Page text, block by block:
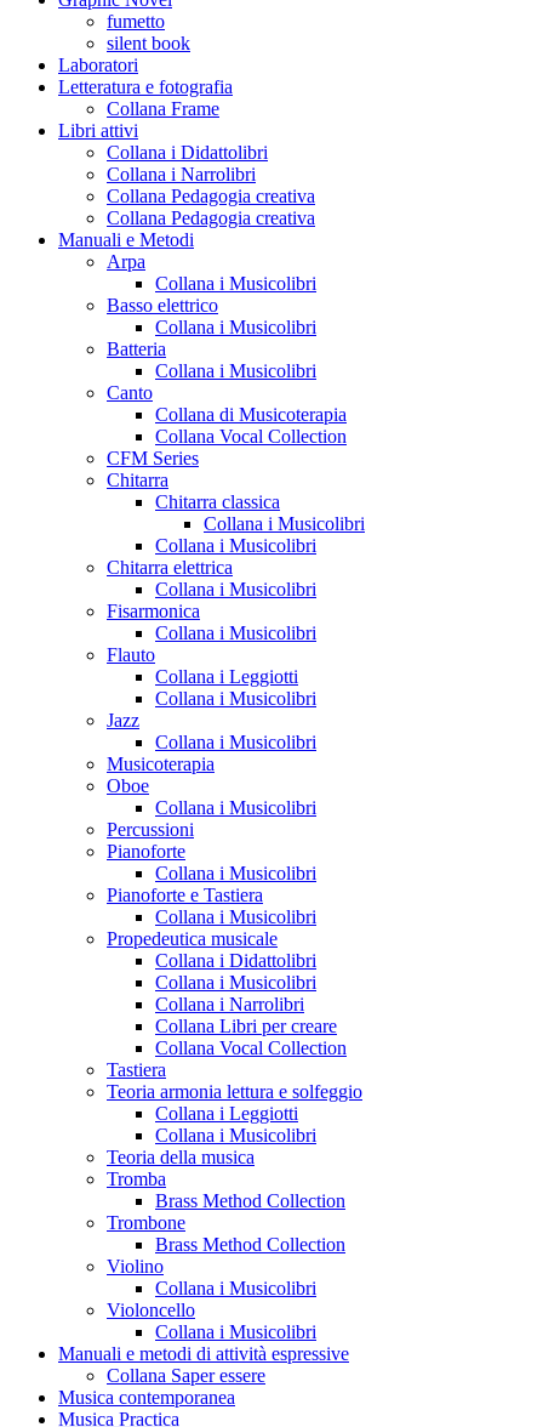
fumetto
silent book
Laboratori
Letteratura e fotografia
Collana Frame
Libri attivi
Collana i Didattolibri
Collana i Narrolibri
Collana Pedagogia creativa
Collana Pedagogia creativa
Manuali e Metodi
Arpa
Collana i Musicolibri
Basso elettrico
Collana i Musicolibri
Batteria
Collana i Musicolibri
Canto
Collana di Musicoterapia
Collana Vocal Collection
CFM Series
Chitarra
Chitarra classica
Collana i Musicolibri
Collana i Musicolibri
Chitarra elettrica
Collana i Musicolibri
Fisarmonica
Collana i Musicolibri
Flauto
Collana i Leggiotti
Collana i Musicolibri
Jazz
Collana i Musicolibri
Musicoterapia
Oboe
Collana i Musicolibri
Percussioni
Pianoforte
Collana i Musicolibri
Pianoforte e Tastiera
Collana i Musicolibri
Propedeutica musicale
Collana i Didattolibri
Collana i Musicolibri
Collana i Narrolibri
Collana Libri per creare
Collana Vocal Collection
Tastiera
Teoria armonia lettura e solfeggio
Collana i Leggiotti
Collana i Musicolibri
Teoria della musica
Tromba
Brass Method Collection
Trombone
Brass Method Collection
Violino
Collana i Musicolibri
Violoncello
Collana i Musicolibri
Manuali e metodi di attività espressive
Collana Saper essere
Musica contemporanea
Musica Practica